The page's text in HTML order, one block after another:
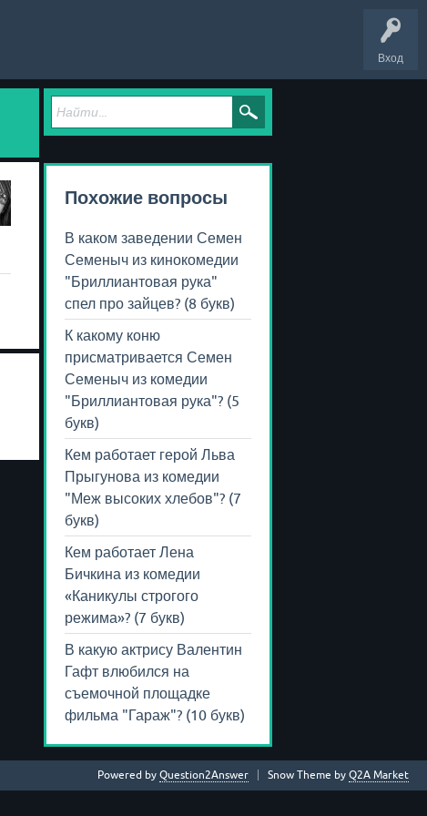
Вход
Похожие вопросы
В каком заведении Семен
Семеныч из кинокомедии
"Бриллиантовая рука"
спел про зайцев? (8 букв)
К какому коню
присматривается Семен
Семеныч из комедии
"Бриллиантовая рука"? (5
букв)
Кем работает герой Льва
Прыгунова из комедии
"Меж высоких хлебов"? (7
букв)
Кем работает Лена
Бичкина из комедии
«Каникулы строгого
режима»? (7 букв)
В какую актрису Валентин
Гафт влюбился на
съемочной площадке
фильма "Гараж"? (10 букв)
Snow Theme by Q2A Market
Powered by Question2Answer